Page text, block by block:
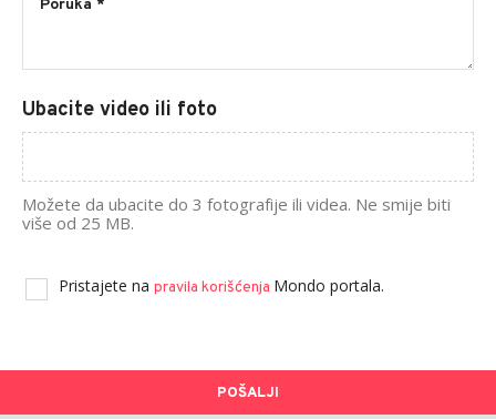
Ubacite video ili foto
Možete da ubacite do 3 fotografije ili videa. Ne smije biti
više od 25 MB.
Pristajete na pravila korišćenja Mondo portala.
POŠALJI